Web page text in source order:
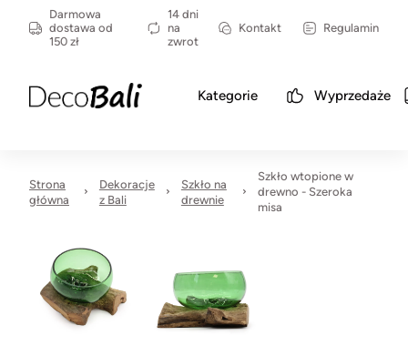
Darmowa
dostawa od
150 zł
14 dni
na
zwrot
Kontakt Regulamin
Kategorie Wyprzedaże
Strona
główna
Dekoracje
z Bali
Szkło na
drewnie
Szkło wtopione w
drewno - Szeroka
misa